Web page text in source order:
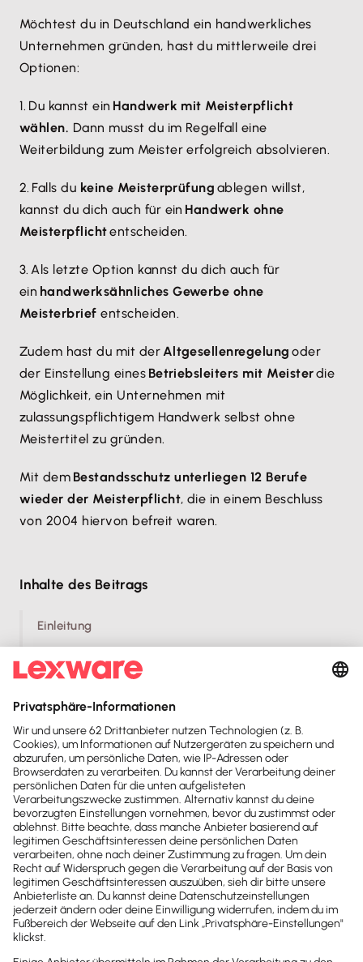
Möchtest du in Deutschland ein handwerkliches
Unternehmen gründen, hast du mittlerweile drei
Optionen:
1. Du kannst ein Handwerk mit Meisterpflicht
wählen. Dann musst du im Regelfall eine
Weiterbildung zum Meister erfolgreich absolvieren.
2. Falls du keine Meisterprüfung ablegen willst,
kannst du dich auch für ein Handwerk ohne
Meisterpflichtentscheiden.
3. Als letzte Option kannst du dich auch für
ein handwerksähnliches Gewerbe ohne
Meisterbrief entscheiden.
Zudem hast du mit derAltgesellenregelung oder
der Einstellung eines Betriebsleiters mit Meisterdie
Möglichkeit, ein Unternehmen mit
zulassungspflichtigem Handwerk selbst ohne
Meistertitel zu gründen.
Mit dem Bestandsschutz unterliegen 12 Berufe
wieder der Meisterpflicht, die in einem Beschluss
von 2004 hiervon befreit waren.
Inhalte des Beitrags
Einleitung
Definition
Rückkehr betroffen
Ziele der Rückkehr zur Meisterpflicht
Für bestehende Betriebe gilt Bestandsschutz
Reaktionen auf die Rückkehr zur Meisterpflicht
Reform der Handwerksordnung bereits 2004
Regelungen für handwerksähnliche Berufe
Rückkehr zur Meisterpflicht: Mit welchen Kosten
müssen selbstständige Handwerker rechnen?